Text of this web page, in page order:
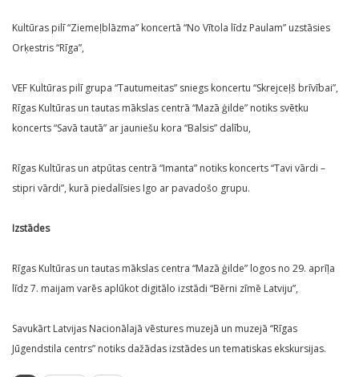
Kultūras pilī “Ziemeļblāzma” koncertā “No Vītola līdz Paulam” uzstāsies
Orķestris “Rīga”,
VEF Kultūras pilī grupa “Tautumeitas” sniegs koncertu “Skrejceļš brīvībai”,
Rīgas Kultūras un tautas mākslas centrā “Mazā ģilde” notiks svētku
koncerts “Savā tautā” ar jauniešu kora “Balsis” dalību,
Rīgas Kultūras un atpūtas centrā “Imanta” notiks koncerts “Tavi vārdi –
stipri vārdi”, kurā piedalīsies Igo ar pavadošo grupu.
Izstādes
Rīgas Kultūras un tautas mākslas centra “Mazā ģilde” logos no 29. aprīļa
līdz 7. maijam varēs aplūkot digitālo izstādi “Bērni zīmē Latviju”,
Savukārt Latvijas Nacionālajā vēstures muzejā un muzejā “Rīgas
Jūgendstila centrs” notiks dažādas izstādes un tematiskas ekskursijas.